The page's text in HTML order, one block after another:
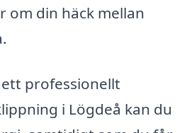
om din häck mellan
professionellt
i Lögdeå kan du